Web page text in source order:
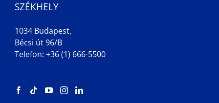
SZÉKHELY
1034 Budapest,
Bécsi út 96/B
Telefon: +36 (1) 666-5500